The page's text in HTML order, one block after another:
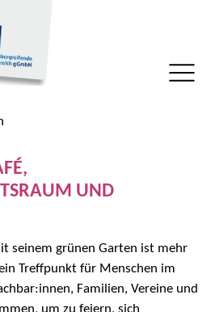
UND
seinem grünen Garten ist mehr
Treffpunkt für Menschen im
Familien, Vereine und